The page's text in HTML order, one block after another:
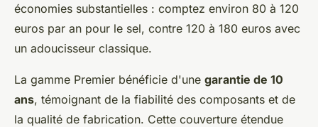
économies substantielles : comptez environ 80 à 120
euros par an pour le sel, contre 120 à 180 euros avec
un adoucisseur classique.
La gamme Premier bénéficie d'une garantie de 10
ans, témoignant de la fiabilité des composants et de
la qualité de fabrication. Cette couverture étendue